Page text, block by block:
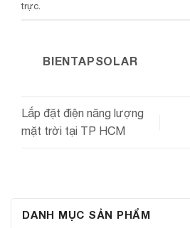
trực.
BIENTAPSOLAR
Lắp đặt điện năng lượng
mặt trời tại TP HCM
DANH MỤC SẢN PHẨM